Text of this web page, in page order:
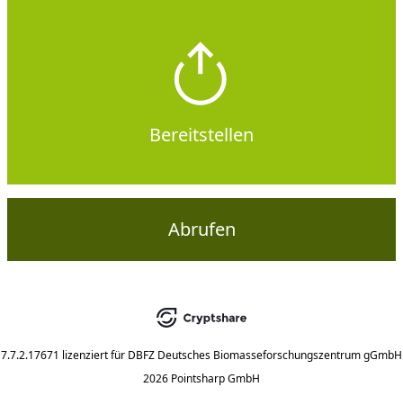
Bereitstellen
Abrufen
7.7.2.17671 lizenziert für DBFZ Deutsches Biomasseforschungszentrum gGmbH
2026 Pointsharp GmbH